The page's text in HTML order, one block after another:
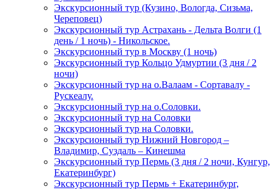
Экскурсионный тур (Кузино, Вологда, Сизьма,
Череповец)
Экскурсионный тур Астрахань - Дельта Волги (1
день / 1 ночь) - Никольское.
Экскурсионный тур в Москву (1 ночь)
Экскурсионный тур Кольцо Удмуртии (3 дня / 2
ночи)
Экскурсионный тур на о.Валаам - Сортавалу -
Рускеалу.
Экскурсионный тур на о.Соловки.
Экскурсионный тур на Соловки
Экскурсионный тур на Соловки.
Экскурсионный тур Нижний Новгород –
Владимир, Суздаль – Кинешма
Экскурсионный тур Пермь (3 дня / 2 ночи, Кунгур,
Екатеринбург)
Экскурсионный тур Пермь + Екатеринбург,